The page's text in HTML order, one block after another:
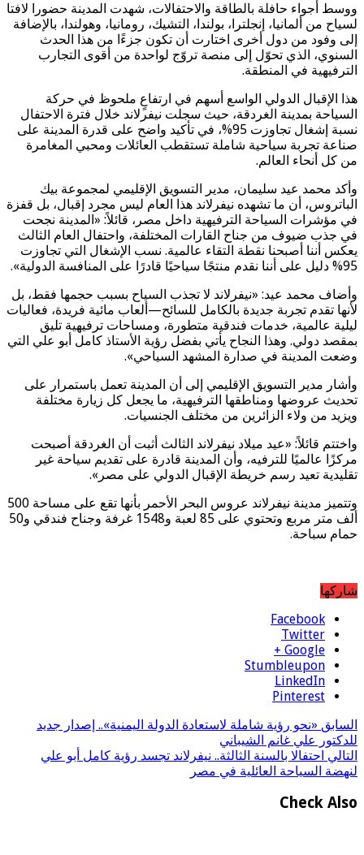
ووسط أجواء حافلة بالطاقة والاحتفالات، شهدت المدينة حضورا لافتا
لسياح من ألمانيا، إنجلترا، بولندا، التشيك، رومانيا، وهولندا، بالإضافة
إلى وفود من دول أخرى اختارت أن تكون جزءًا من هذا الحدث
السنوي، الذي تحوّل إلى منصة تروّج لواحدة من أقوى التجارب
الترفيهية في المنطقة.
هذا الإقبال الدولي الواسع أسهم في ارتفاعٍ ملحوظ في حركة
السياحة بمدينة الغردقة، حيث سجلت نيفرلاند خلال فترة الاحتفال
نسبة إشغال تجاوزت 95%، في تأكيد واضح على قدرة المدينة على
صناعة تجربة سياحية شاملة تستقطب العائلات ومحبي المغامرة
من كل أنحاء العالم.
وأكد محمد عيد سليمان، مدير التسويق الإقليمي لمجموعة بيك
الباتروس، أن ما تشهده نيفرلاند هذا العام ليس مجرد إقبال، بل قفزة
في مؤشرات السياحة الترفيهية داخل مصر، قائلاً: «المدينة نجحت
في جذب ضيوف من جناح القارات المختلفة، واحتفال العام الثالث
يعكس أننا أصبحنا نقطة التقاء عالمية. نسب الإشغال التي تجاوزت
95% دليل على أننا نقدم منتجًا سياحيًا قادرًا على المنافسة الدولية».
وأضاف محمد عيد: «نيفرلاند لا تجذب السياح بسبب حجمها فقط، بل
لأنها تقدم تجربة جديدة بالكامل للسائح—ألعاب مائية فريدة، فعاليات
ليلية عالمية، خدمات فندقية متطورة، ومساحات ترفيهية تليق
بمقصد دولي. وهذا النجاح يأتي بفضل رؤية الأستاذ كامل أبو علي التي
وضعت المدينة في صدارة المشهد السياحي».
وأشار مدير التسويق الإقليمي إلى أن المدينة تعمل باستمرار على
تحديث عروضها ومناطقها الترفيهية، ما يجعل كل زيارة مختلفة
ويزيد من ولاء الزائرين من مختلف الجنسيات.
واختتم قائلاً: «عيد ميلاد نيفرلاند الثالث أثبت أن الغردقة أصبحت
مركزًا عالميًا للترفيه، وأن المدينة قادرة على تقديم سياحة غير
تقليدية تعيد رسم خريطة الإقبال الدولي على مصر».
وتتميز مدينة نيفرلاند عروس البحر الأحمر بأنها تقع على مساحة 500
ألف متر مربع وتحتوي على 85 لعبة و1548 غرفة وجناح فندقي و50
حمام سباحة.
شاركها
Facebook
Twitter
Google +
Stumbleupon
LinkedIn
Pinterest
السابق «نحو رؤية شاملة لاستعادة الدولة اليمنية».. إصدار جديد
للدكتور علي غانم الشيباني
التالي احتفالا بالسنة الثالثة.. نيفرلاند تجسد رؤية كامل أبو علي
لنهضة السياحة العائلية في مصر
Check Also